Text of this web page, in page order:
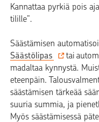
Kannattaa pyrkiä pois
tilille”.
Säästämisen
Säästölipas
tai
madaltaa kynnystä.
eteenpäin.
säästämisen tärkeää
suuria summia, ja
Myös säästämisessä